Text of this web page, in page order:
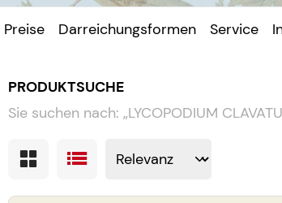
Preise Darreichungsformen Service
PRODUKTSUCHE
Sie suchen nach: „LYCOPODIUM